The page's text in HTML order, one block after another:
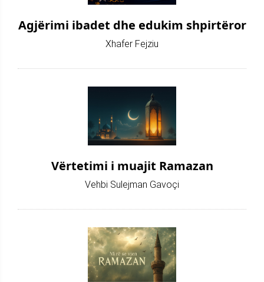
Agjërimi ibadet dhe edukim shpirtëror
Xhafer Fejziu
Vërtetimi i muajit Ramazan
Vehbi Sulejman Gavoçi